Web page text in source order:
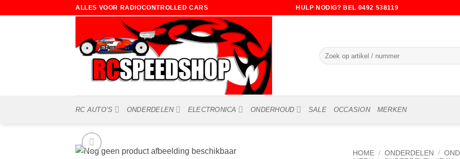
ALLES VOOR RADIOCONTROLLED CARS HULP NODIG? BEL 0492 538119
Zoeken
naar:
RC AUTO’S ONDERDELEN ELECTRONICA ONDERHOUD SALE OCCASION MERKEN
HOME / ONDERDELEN /